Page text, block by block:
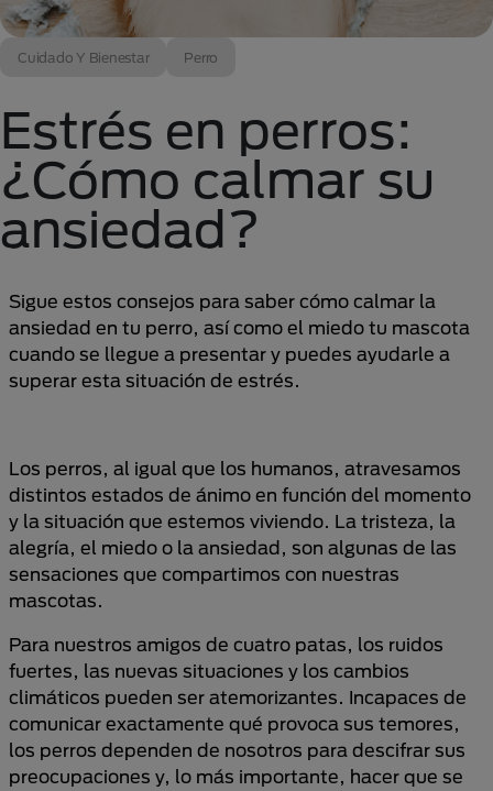
Cuidado Y Bienestar Perro
Estrés en perros:
¿Cómo calmar su
ansiedad?
Sigue estos consejos para saber cómo calmar la
ansiedad en tu perro, así como el miedo tu mascota
cuando se llegue a presentar y puedes ayudarle a
superar esta situación de estrés.
Los perros, al igual que los humanos, atravesamos
distintos estados de ánimo en función del momento
y la situación que estemos viviendo. La tristeza, la
alegría, el miedo o la ansiedad, son algunas de las
sensaciones que compartimos con nuestras
mascotas.
Para nuestros amigos de cuatro patas, los ruidos
fuertes, las nuevas situaciones y los cambios
climáticos pueden ser atemorizantes. Incapaces de
comunicar exactamente qué provoca sus temores,
los perros dependen de nosotros para descifrar sus
preocupaciones y, lo más importante, hacer que se